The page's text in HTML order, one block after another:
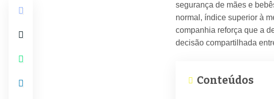
segurança de mães e
normal, índice superior à
companhia reforça que a
decisão compartilhada
Conteúdos